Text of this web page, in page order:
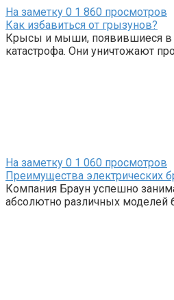
На заметку 0 1 860 просмотров
Как избавиться от грызунов?
Крысы и мыши, появившиеся в
катастрофа. Они уничтожают
На заметку 0 1 060 просмотров
Преимущества электрических
Компания Браун успешно
абсолютно различных моделей